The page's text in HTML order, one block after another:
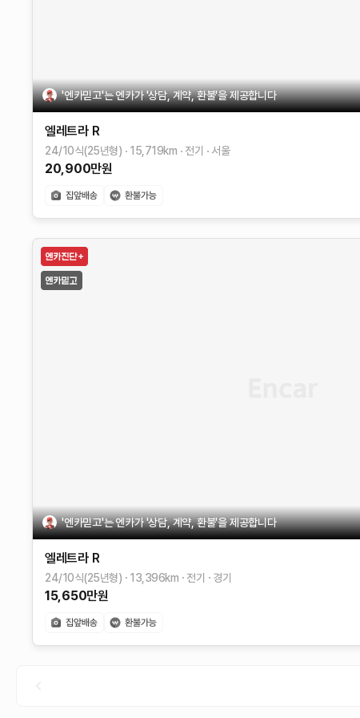
'엔카믿고'는 엔카가 '상담, 계약, 환불'을 제공합니다
엘레트라 R
24/10식(25년형) 15,719km 전기 서울
20,900만원
'엔카믿고'는 엔카가 '상담, 계약, 환불'을 제공합니다
엘레트라 R
24/10식(25년형) 13,396km 전기 경기
15,650만원